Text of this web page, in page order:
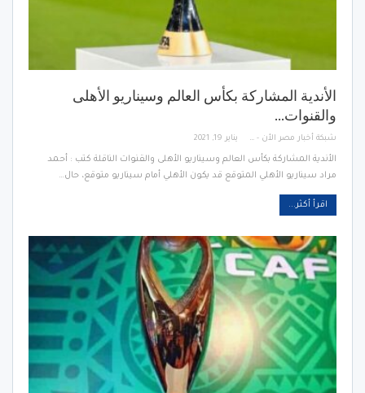
الأندية المشاركة بكأس العالم وسيناريو الأهلى
والقنوات…
شبكة أخبار مصر الأن - Egypt News Network Now يناير 19, 2021
الأندية المشاركة بكأس العالم وسيناريو الأهلى والقنوات الناقلة كتب : أحمد
مراد سيناريو الأهلي المتوقع قد يكون الأهلي أمام سيناريو متوقع، حال…
اقرأ أكثر...